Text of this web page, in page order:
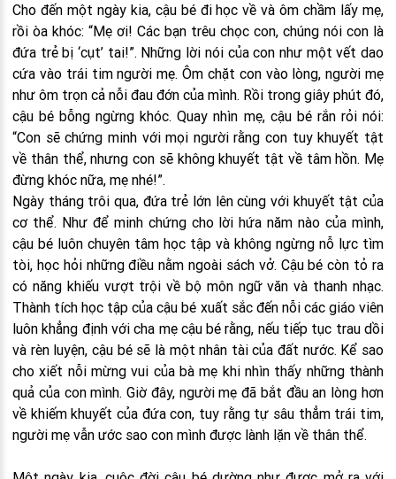
Cho đến một ngày kia, cậu bé đi học về và ôm chầm lấy mẹ,
rồi òa khóc: “Mẹ ơi! Các bạn trêu chọc con, chúng nói con là
đứa trẻ bị ‘cụt’ tai!”. Những lời nói của con như một vết dao
cứa vào trái tim người mẹ. Ôm chặt con vào lòng, người mẹ
như ôm trọn cả nỗi đau đớn của mình. Rồi trong giây phút đó,
cậu bé bỗng ngừng khóc. Quay nhìn mẹ, cậu bé rắn rỏi nói:
“Con sẽ chứng minh với mọi người rằng con tuy khuyết tật
về thân thể, nhưng con sẽ không khuyết tật về tâm hồn. Mẹ
đừng khóc nữa, mẹ nhé!”.
Ngày tháng trôi qua, đứa trẻ lớn lên cùng với khuyết tật của
cơ thể. Như để minh chứng cho lời hứa năm nào của mình,
cậu bé luôn chuyên tâm học tập và không ngừng nỗ lực tìm
tòi, học hỏi những điều nằm ngoài sách vở. Cậu bé còn tỏ ra
có năng khiếu vượt trội về bộ môn ngữ văn và thanh nhạc.
Thành tích học tập của cậu bé xuất sắc đến nỗi các giáo viên
luôn khẳng định với cha mẹ cậu bé rằng, nếu tiếp tục trau dồi
và rèn luyện, cậu bé sẽ là một nhân tài của đất nước. Kể sao
cho xiết nỗi mừng vui của bà mẹ khi nhìn thấy những thành
quả của con mình. Giờ đây, người mẹ đã bắt đầu an lòng hơn
về khiếm khuyết của đứa con, tuy rằng tự sâu thẳm trái tim,
người mẹ vẫn ước sao con mình được lành lặn về thân thể.